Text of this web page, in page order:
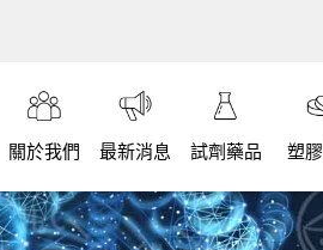
關於我們 最新消息 試劑藥品 塑